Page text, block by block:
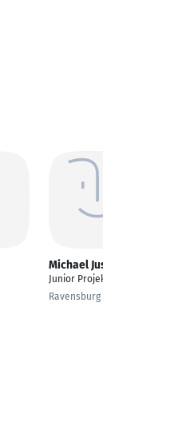
Michael Just
Junior Projektleiter
Ravensburg